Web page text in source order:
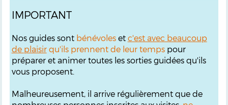
IMPORTANT
Nos guides sont bénévoleset c'est avec beaucoup
de plaisirqu'ils prennent de leur tempspour
préparer et animer toutes les sorties guidées qu'ils
vous proposent.
Malheureusement, il arrive régulièrement que de